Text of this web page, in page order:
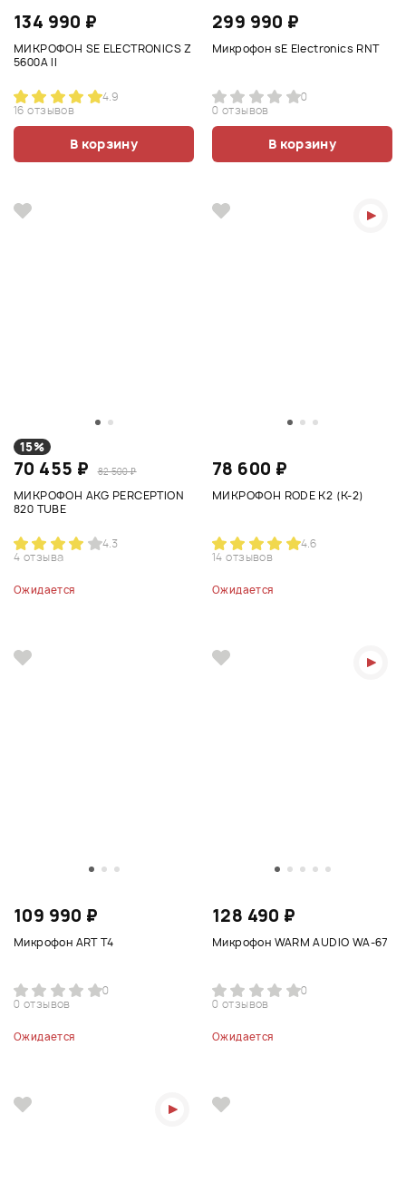
134 990 ₽
МИКРОФОН SE ELECTRONICS Z
5600A II
4.9
16 отзывов
В корзину
299 990 ₽
Микрофон sE Electronics RNT
0
0 отзывов
В корзину
15%
70 455 ₽ 82 500 ₽
МИКРОФОН AKG PERCEPTION
820 TUBE
4.3
4 отзыва
Ожидается
78 600 ₽
МИКРОФОН RODE K2 (K-2)
4.6
14 отзывов
Ожидается
109 990 ₽
Микрофон ART T4
0
0 отзывов
Ожидается
128 490 ₽
Микрофон WARM AUDIO WA-67
0
0 отзывов
Ожидается